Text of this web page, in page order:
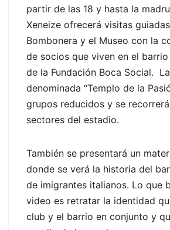
partir de las 18 y hasta la
Xeneize ofrecerá visitas
Bombonera y el Museo con la
de socios que viven en el
de la Fundación Boca Social.
denominada “Templo de la
grupos reducidos y se
sectores del estadio.
También se presentará un
donde se verá la historia del
de imigrantes italianos. Lo que
video es retratar la identidad
club y el barrio en conjunto y